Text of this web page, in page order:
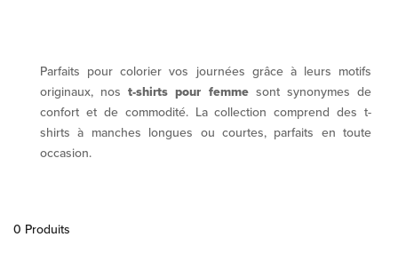
Parfaits pour colorier vos journées grâce à leurs motifs
originaux, nost-shirts pour femme sont synonymes de
confort et de commodité. La collection comprend des t-
shirts à manches longues ou courtes, parfaits en toute
occasion.
0 Produits